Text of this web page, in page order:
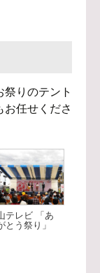
りのテント
お任せくださ
テレビ 「あ
とう祭り」